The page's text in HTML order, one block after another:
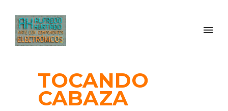
TOCANDO
CABAZA